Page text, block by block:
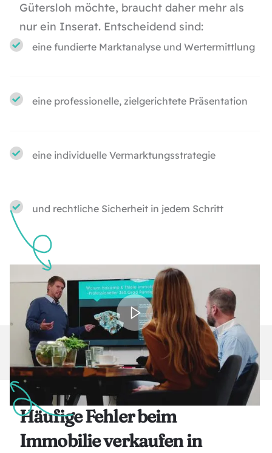
Gütersloh möchte, braucht daher mehr als
nur ein Inserat. Entscheidend sind:
eine fundierte Marktanalyse und Wertermittlung
eine professionelle, zielgerichtete Präsentation
eine individuelle Vermarktungsstrategie
und rechtliche Sicherheit in jedem Schritt
Häufige Fehler beim
Immobilie verkaufen in